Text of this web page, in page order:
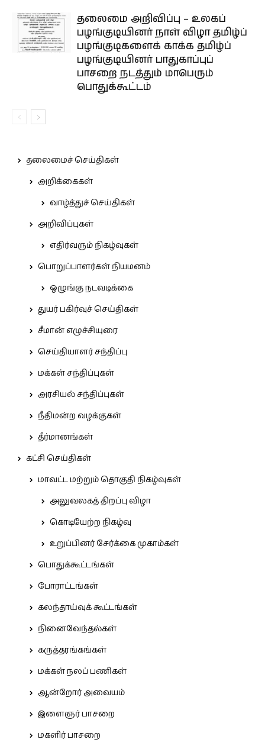
தலைமை அறிவிப்பு – உலகப்
பழங்குடியினர் நாள் விழா தமிழ்ப்
பழங்குடிகளைக் காக்க தமிழ்ப்
பழங்குடியினர் பாதுகாப்புப்
பாசறை நடத்தும் மாபெரும்
பொதுக்கூட்டம்
தலைமைச் செய்திகள்
அறிக்கைகள்
வாழ்த்துச் செய்திகள்
அறிவிப்புகள்
எதிர்வரும் நிகழ்வுகள்
பொறுப்பாளர்கள் நியமனம்
ஒழுங்கு நடவடிக்கை
துயர் பகிர்வுச் செய்திகள்
சீமான் எழுச்சியுரை
செய்தியாளர் சந்திப்பு
மக்கள் சந்திப்புகள்
அரசியல் சந்திப்புகள்
நீதிமன்ற வழக்குகள்
தீர்மானங்கள்
கட்சி செய்திகள்
மாவட்ட மற்றும் தொகுதி நிகழ்வுகள்
அலுவலகத் திறப்பு விழா
கொடியேற்ற நிகழ்வு
உறுப்பினர் சேர்க்கை முகாம்கள்
பொதுக்கூட்டங்கள்
போராட்டங்கள்
கலந்தாய்வுக் கூட்டங்கள்
நினைவேந்தல்கள்
கருத்தரங்கங்கள்
மக்கள் நலப் பணிகள்
ஆன்றோர் அவையம்
இளைஞர் பாசறை
மகளிர் பாசறை